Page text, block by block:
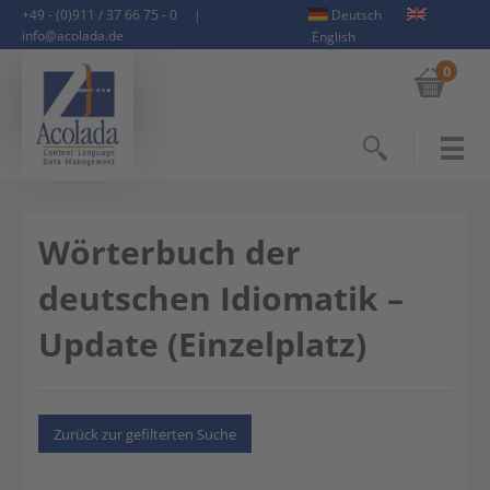
+49 - (0)911 / 37 66 75 - 0
|
info@acolada.de
Deutsch
English
0
Wörterbuch der
deutschen Idiomatik –
Update (Einzelplatz)
Zurück zur gefilterten Suche